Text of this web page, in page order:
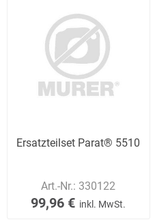
Ersatzteilset Parat® 5510
Art.-Nr.: 330122
99,96 € inkl. MwSt.